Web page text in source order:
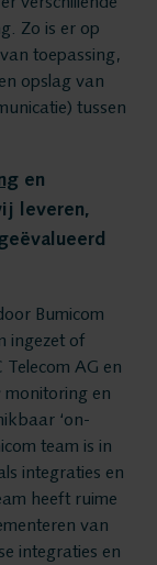
Zo is er op
toepassing,
opslag van
tussen
en
leveren,
Bumicom
ingezet of
AG en
monitoring en
‘on-
team is in
integraties en
heeft ruime
van
integraties en